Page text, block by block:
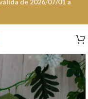
de 2026/07/01 a